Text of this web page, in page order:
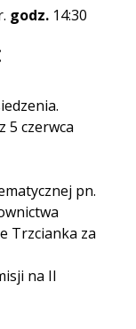
godz. 14:30
5 czerwca
pn.
Trzcianka za
na II